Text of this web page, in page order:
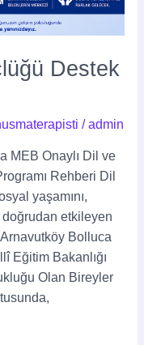
Destek
/admin
MEB Onaylı Dil ve
Rehberi Dil
yaşamını,
doğrudan etkileyen
Bolluca
Eğitim Bakanlığı
Olan Bireyler